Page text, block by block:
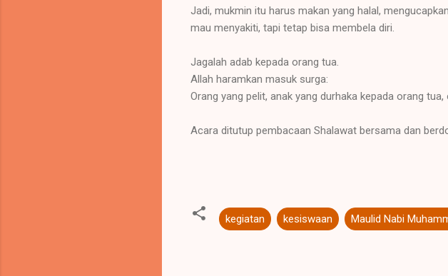
Jadi, mukmin itu harus makan yang halal,
mau menyakiti, tapi tetap bisa membela diri.
Jagalah adab kepada orang tua.
Allah haramkan masuk surga:
Orang yang pelit, anak yang durhaka kepada orang
Acara ditutup pembacaan Shalawat bersama dan
kegiatan kesiswaan Maulid Nabi